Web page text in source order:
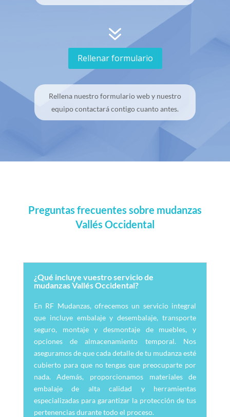
7
Rellenar formulario
Rellena nuestro formulario web y nuestro
equipo contactará contigo cuanto antes.
Preguntas frecuentes sobre mudanzas
Vallés Occidental
¿Qué incluye vuestro servicio de
mudanzas Vallés Occidental?
En RF Mudanzas, ofrecemos un servicio integral
que incluye embalaje y desembalaje, transporte
seguro, montaje y desmontaje de muebles, y
opciones de almacenamiento temporal. Nos
aseguramos de que cada detalle de tu mudanza esté
cubierto para que no tengas que preocuparte por
nada. Además, proporcionamos materiales de
embalaje de alta calidad y herramientas
especializadas para garantizar la protección de tus
pertenencias durante todo el proceso.